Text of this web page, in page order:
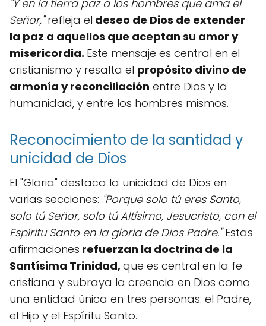
"Y en la tierra paz a los hombres que ama el
Señor,"refleja el deseo de Dios de extender
la paz a aquellos que aceptan su amor y
misericordia. Este mensaje es central en el
cristianismo y resalta el propósito divino de
armonía y reconciliación entre Dios y la
humanidad, y entre los hombres mismos.
Reconocimiento de la santidad y
unicidad de Dios
El "Gloria" destaca la unicidad de Dios en
varias secciones: "Porque solo tú eres Santo,
solo tú Señor, solo tú Altísimo, Jesucristo, con el
Espíritu Santo en la gloria de Dios Padre."Estas
afirmaciones refuerzan la doctrina de la
Santísima Trinidad,que es central en la fe
cristiana y subraya la creencia en Dios como
una entidad única en tres personas: el Padre,
el Hijo y el Espíritu Santo.